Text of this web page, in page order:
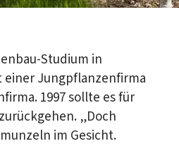
Studium in
einer Jungpflanzenfirma
1997 sollte es für
„Doch
im Gesicht.